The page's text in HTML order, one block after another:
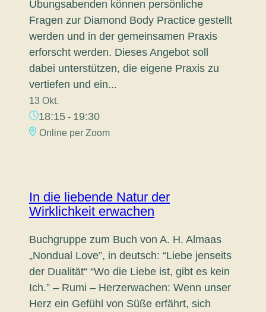
Übungsabenden können persönliche
Fragen zur Diamond Body Practice gestellt
werden und in der gemeinsamen Praxis
erforscht werden. Dieses Angebot soll
dabei unterstützen, die eigene Praxis zu
vertiefen und ein...
13 Okt.
18:15 - 19:30
Online per Zoom
In die liebende Natur der
Wirklichkeit erwachen
Buchgruppe zum Buch von A. H. Almaas
„Nondual Love”, in deutsch: “Liebe jenseits
der Dualität“ “Wo die Liebe ist, gibt es kein
Ich.” – Rumi – Herzerwachen: Wenn unser
Herz ein Gefühl von Süße erfährt, sich